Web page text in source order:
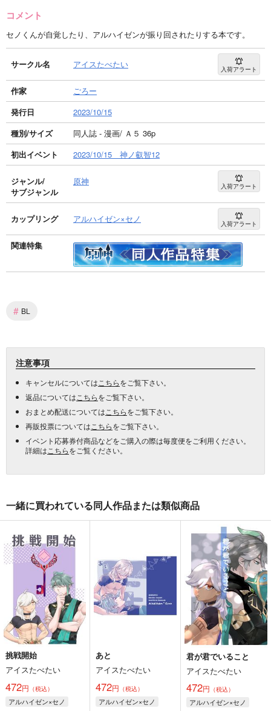
コメント
セノくんが自覚したり、アルハイゼンが振り回されたりする本です。
サークル名 アイスたべたい 入荷アラート
作家
ごろー
発行日
2023/10/15
種別/サイズ
同人誌 - 漫画/ Ａ５ 36p
初出イベント
2023/10/15 神ノ叡智12
ジャンル/
サブジャンル
原神 入荷アラート
カップリング アルハイゼン×セノ 入荷アラート
関連特集
# BL
注意事項
キャンセルについては こちらをご覧下さい。
返品については こちらをご覧下さい。
おまとめ配送については こちらをご覧下さい。
再販投票については こちらをご覧下さい。
イベント応募券付商品などをご購入の際は毎度便をご利用ください。
詳細は こちらをご覧ください。
一緒に買われている同人作品または類似商品
挑戦開始
アイスたべたい
472円 （税込）
アルハイゼン×セノ
あと
アイスたべたい
472円 （税込）
アルハイゼン×セノ
君が君でいること
アイスたべたい
472円 （税込）
アルハイゼン×セノ